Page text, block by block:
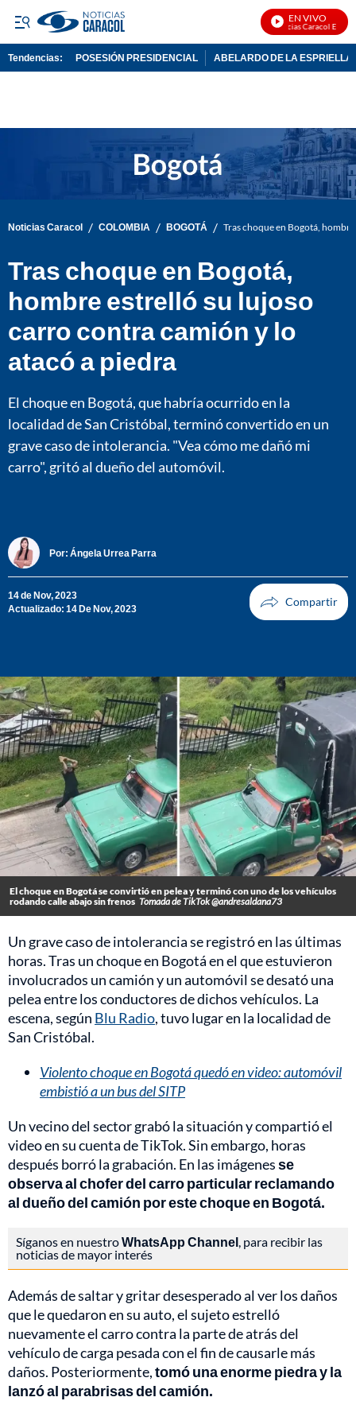
EN VIVO
Noticias Caracol En Vivo
Tendencias: POSESIÓN PRESIDENCIAL ABELARDO DE LA ESPRIELLA
Noticias Caracol / COLOMBIA / BOGOTÁ / Tras choque en Bogotá,
Tras choque en Bogotá,
hombre estrelló su lujoso
carro contra camión y lo
atacó a piedra
El choque en Bogotá, que habría ocurrido en la
localidad de San Cristóbal, terminó convertido en un
grave caso de intolerancia. "Vea cómo me dañó mi
carro", gritó al dueño del automóvil.
Por: Ángela Urrea Parra
14 de Nov, 2023
Actualizado: 14 De Nov, 2023
El choque en Bogotá se convirtió en pelea y terminó con uno de los vehículos
rodando calle abajo sin frenos Tomada de TikTok @andresaldana73
Un grave caso de intolerancia se registró en las últimas
horas. Tras un choque en Bogotá en el que estuvieron
involucrados un camión y un automóvil se desató una
pelea entre los conductores de dichos vehículos. La
escena, según Blu Radio, tuvo lugar en la localidad de
San Cristóbal.
Violento choque en Bogotá quedó en video: automóvil
embistió a un bus del SITP
Un vecino del sector grabó la situación y compartió el
video en su cuenta de TikTok. Sin embargo, horas
después borró la grabación. En las imágenesse
observa al chofer del carro particular reclamando
al dueño del camión por este choque en Bogotá.
Síganos en nuestroWhatsApp Channel, para recibir las
noticias de mayor interés
Además de saltar y gritar desesperado al ver los daños
que le quedaron en su auto, el sujeto estrelló
nuevamente el carro contra la parte de atrás del
vehículo de carga pesada con el fin de causarle más
daños. Posteriormente,tomó una enorme piedra y la
lanzó al parabrisas del camión.